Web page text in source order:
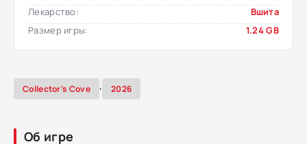
Лекарство:
Вшита
Размер игры:
1.24 GB
Collector's Cove , 2026
Об игре